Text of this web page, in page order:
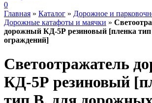
0
Главная » Каталог » Дорожное и
Дорожные катафоты и маячки »
дорожный КД-5Р резиновый [пленка
ограждений]
Светоотражатель
КД-5Р резиновый